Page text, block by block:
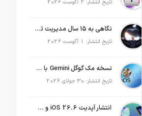
تاریخ انتشار: 2 آگوست 2026
نگاهی به ۱۵ سال مدیریت تیم کوک در اپل
تاریخ انتشار: 1 آگوست 2026
نسخه مک گوگل Gemini با قابلیت تحلیل صفحه و دستورات صوتی در به‌روزرسانی جدید
تاریخ انتشار: 30 جولای 2026
انتشار آپدیت iOS 26.6 و iPadOS 26.6